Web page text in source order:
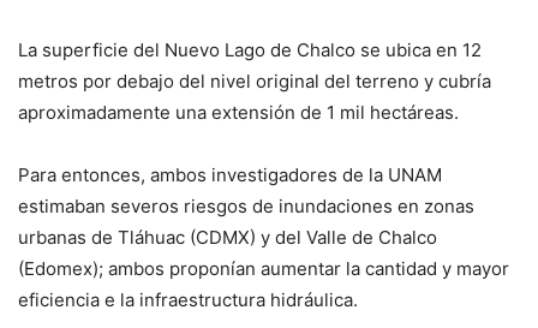
La superficie del Nuevo Lago de Chalco se ubica en 12
metros por debajo del nivel original del terreno y cubría
aproximadamente una extensión de 1 mil hectáreas.
Para entonces, ambos investigadores de la UNAM
estimaban severos riesgos de inundaciones en zonas
urbanas de Tláhuac (CDMX) y del Valle de Chalco
(Edomex); ambos proponían aumentar la cantidad y mayor
eficiencia e la infraestructura hidráulica.